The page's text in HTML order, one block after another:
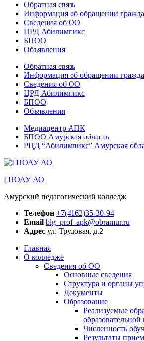
Обратная связь
Информация об обращении
Сведения об ОО
ЦРД Абилимпикс
БПОО
Объявления
Обратная связь
Информация об обращении
Сведения об ОО
ЦРД Абилимпикс
БПОО
Объявления
Медиацентр АПК
БПОО Амурская область
РЦД “Абилимпикс” Амурская
ГПОАУ АО
Амурский педагогический колледж
Телефон +7(4162)35-30-94
Email blg_prof_apk@obramur.ru
Адрес ул. Трудовая, д.2
Главная
О колледже
Сведения об ОО
Основные сведения
Структура и органы
Документы
Образование
Реализуемые
Численность
Результаты